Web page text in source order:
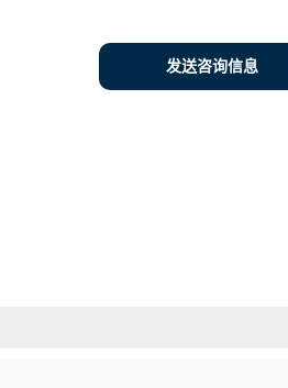
发送咨询信息